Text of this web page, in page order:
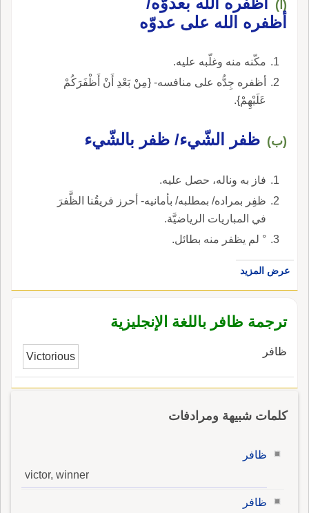
(أ)
أظفره الله على عدوّه
مكّنه منه وغلّبه عليه.
أظفره جِدُّه على منافسه- {مِنْ بَعْدِ أَنْ أَظْفَرَكُمْ
عَلَيْهِمْ}.
(ب) ظفر الشّيء/ ظفر بالشّيء
فاز به وناله، حصل عليه.
ظفِر بمراده/ بمطلبه/ بأمانيه- أحرز فريقُنا الظَّفرَ
في المباريات الرياضيَّة.
° لم يظفر منه بطائل.
عرض المزيد
ترجمة ظافر باللغة الإنجليزية
ظافر Victorious
كلمات شبيهة ومرادفات
ظافر
victor, winner
ظافر